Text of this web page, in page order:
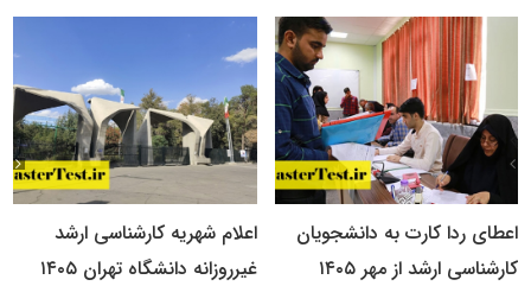
اعطای ردا کارت به دانشجویان
کارشناسی ارشد از مهر ۱۴۰۵
اعلام شهریه کارشناسی ارشد
غیرروزانه دانشگاه تهران ۱۴۰۵